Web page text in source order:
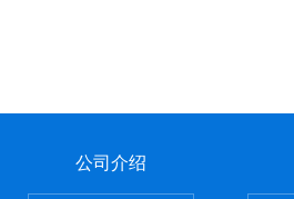
公司介绍